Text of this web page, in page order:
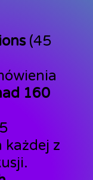
(45
160
z